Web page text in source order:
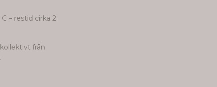
– restid cirka 2
från